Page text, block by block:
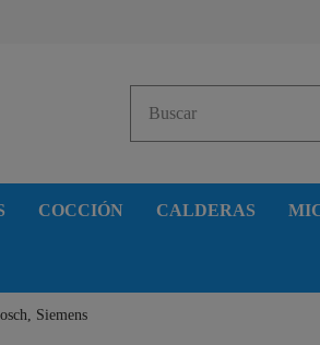
COCCIÓN CALDERAS
Siemens